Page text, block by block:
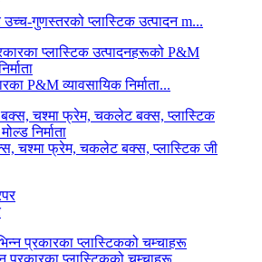
गुणस्तरको प्लास्टिक उत्पादन m...
P&M व्यावसायिक निर्माता...
चश्मा फ्रेम, चकलेट बक्स, प्लास्टिक जी